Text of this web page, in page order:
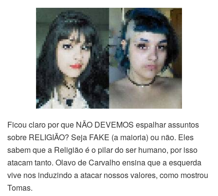
Ficou claro por que NÃO DEVEMOS espalhar assuntos
sobre RELIGIÃO? Seja FAKE (a maioria) ou não. Eles
sabem que a Religião é o pilar do ser humano, por isso
atacam tanto. Olavo de Carvalho ensina que a esquerda
vive nos induzindo a atacar nossos valores, como mostrou
Tomas.